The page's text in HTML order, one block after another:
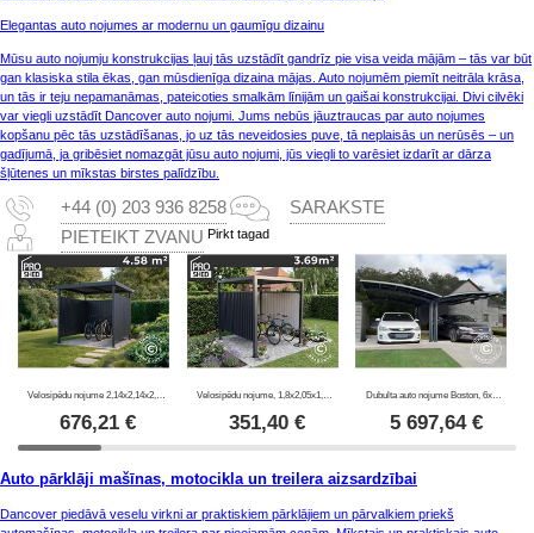
Elegantas auto nojumes ar modernu un gaumīgu dizainu
Mūsu auto nojumju konstrukcijas ļauj tās uzstādīt gandrīz pie visa veida mājām – tās var būt
gan klasiska stila ēkas, gan mūsdienīga dizaina mājas. Auto nojumēm piemīt neitrāla krāsa,
un tās ir teju nepamanāmas, pateicoties smalkām līnijām un gaišai konstrukcijai. Divi cilvēki
var viegli uzstādīt Dancover auto nojumi. Jums nebūs jāuztraucas par auto nojumes
kopšanu pēc tās uzstādīšanas, jo uz tās neveidosies puve, tā neplaisās un nerūsēs – un
gadījumā, ja gribēsiet nomazgāt jūsu auto nojumi, jūs viegli to varēsiet izdarīt ar dārza
šļūtenes un mīkstas birstes palīdzību.
+44 (0) 203 936 8258
SARAKSTE
PIETEIKT ZVANU Pirkt tagad
676,21 € 351,40€
Dubulta auto nojume Boston, 6x5x2,4m, Pelēka
5 697,64€
Auto pārklāji mašīnas, motocikla un treilera aizsardzībai
Dancover piedāvā veselu virkni ar praktiskiem pārklājiem un pārvalkiem priekš